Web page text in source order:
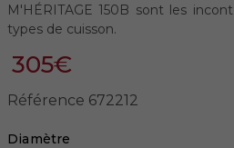
M'HÉRITAGE 150B sont les
types de cuisson.
305€
Référence 672212
Diamètre